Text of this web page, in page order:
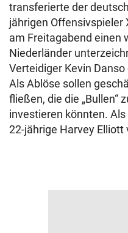
transferierte der
jährigen Offensivspieler
am Freitagabend einen
Niederländer
Verteidiger Kevin
Als Ablöse sollen
fließen, die die „Bullen“
investieren könnten.
22-jährige Harvey Elliott